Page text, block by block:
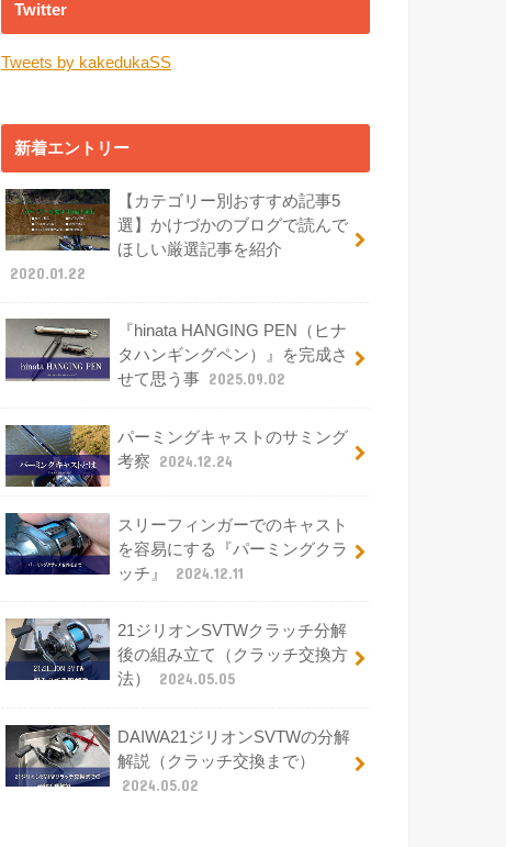
Twitter
Tweets by kakedukaSS
新着エントリー
【カテゴリー別おすすめ記事5
選】かけづかのブログで読んで
ほしい厳選記事を紹介
2020.01.22
『hinata HANGING PEN（ヒナ
タハンギングペン）』を完成さ
せて思う事 2025.09.02
パーミングキャストのサミング
考察
2024.12.24
スリーフィンガーでのキャスト
を容易にする『パーミングクラ
ッチ』
2024.12.11
21ジリオンSVTWクラッチ分解
後の組み立て（クラッチ交換方
法）
2024.05.05
DAIWA21ジリオンSVTWの分解
解説（クラッチ交換まで）
2024.05.02